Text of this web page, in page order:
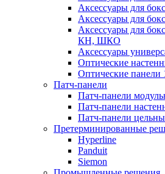
Аксессуары для
Аксессуары для
Аксессуары для
КН, ШКО
Аксессуары
Оптические
Оптические панели
Патч-панели
Патч-панели
Патч-панели
Патч-панели
Претерминированные
Hyperline
Panduit
Siemon